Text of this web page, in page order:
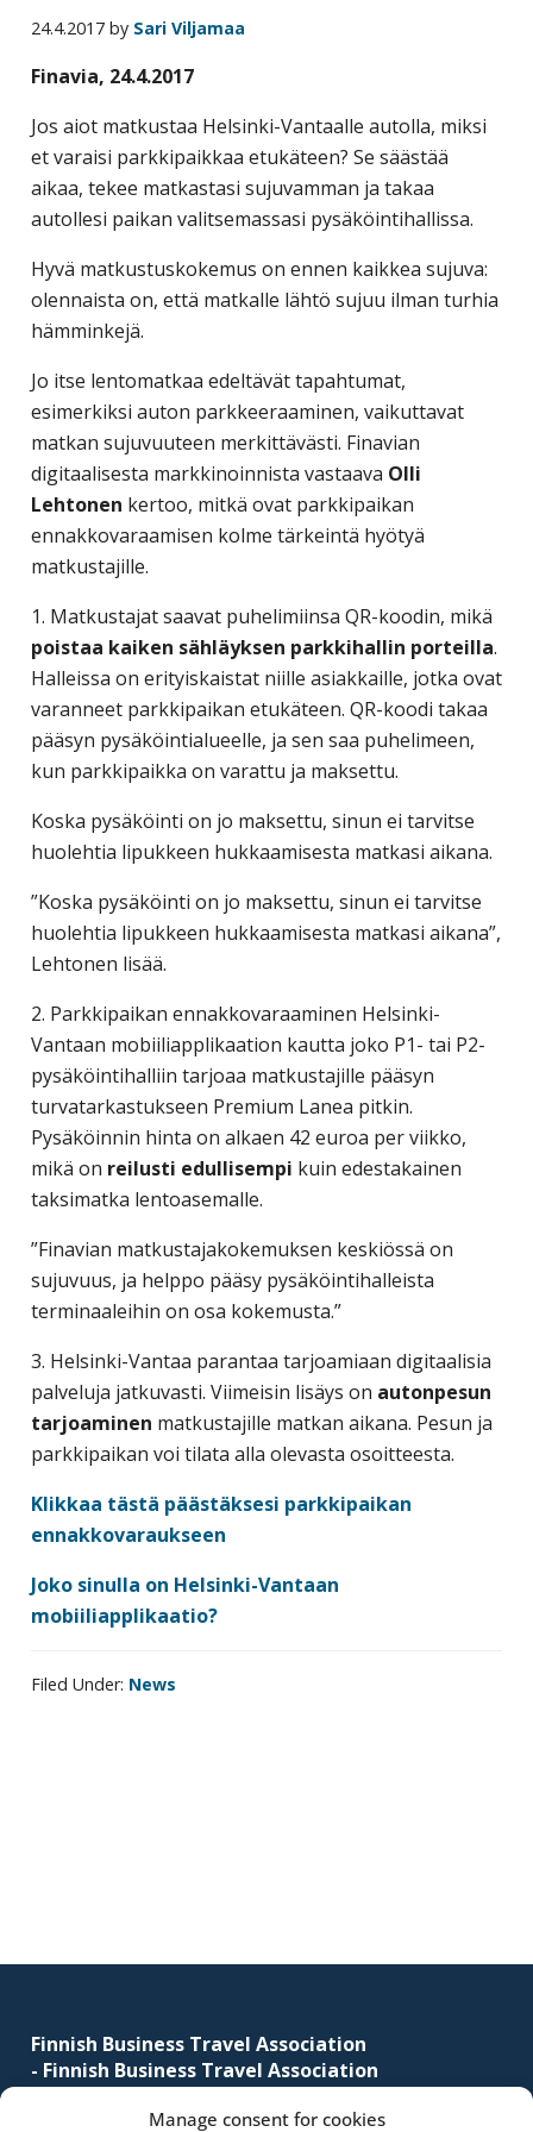
Manage consent for cookies
business
buyers
and
suppliers,
with
the
to
enhance
the
knowledge
required
and
meetings
management
as
well
as
24.4.2017by Sari Viljamaa
Finavia, 24.4.2017
Jos aiot matkustaa Helsinki-Vantaalle autolla, miksi
et varaisi parkkipaikkaa etukäteen? Se säästää
aikaa, tekee matkastasi sujuvamman ja takaa
autollesi paikan valitsemassasi pysäköintihallissa.
Hyvä matkustuskokemus on ennen kaikkea sujuva:
olennaista on, että matkalle lähtö sujuu ilman turhia
hämminkejä.
Jo itse lentomatkaa edeltävät tapahtumat,
esimerkiksi auton parkkeeraaminen, vaikuttavat
matkan sujuvuuteen merkittävästi. Finavian
digitaalisesta markkinoinnista vastaava Olli
Lehtonen kertoo, mitkä ovat parkkipaikan
ennakkovaraamisen kolme tärkeintä hyötyä
matkustajille.
1. Matkustajat saavat puhelimiinsa QR-koodin, mikä
poistaa kaiken sähläyksen parkkihallin porteilla.
Halleissa on erityiskaistat niille asiakkaille, jotka ovat
varanneet parkkipaikan etukäteen. QR-koodi takaa
pääsyn pysäköintialueelle, ja sen saa puhelimeen,
kun parkkipaikka on varattu ja maksettu.
Koska pysäköinti on jo maksettu, sinun ei tarvitse
huolehtia lipukkeen hukkaamisesta matkasi aikana.
”Koska pysäköinti on jo maksettu, sinun ei tarvitse
huolehtia lipukkeen hukkaamisesta matkasi aikana”,
Lehtonen lisää.
2. Parkkipaikan ennakkovaraaminen Helsinki-
Vantaan mobiiliapplikaation kautta joko P1- tai P2-
pysäköintihalliin tarjoaa matkustajille pääsyn
turvatarkastukseen Premium Lanea pitkin.
Pysäköinnin hinta on alkaen 42 euroa per viikko,
mikä on reilusti edullisempi kuin edestakainen
taksimatka lentoasemalle.
”Finavian matkustajakokemuksen keskiössä on
sujuvuus, ja helppo pääsy pysäköintihalleista
terminaaleihin on osa kokemusta.”
3. Helsinki-Vantaa parantaa tarjoamiaan digitaalisia
palveluja jatkuvasti. Viimeisin lisäys on autonpesun
tarjoaminen matkustajille matkan aikana. Pesun ja
parkkipaikan voi tilata alla olevasta osoitteesta.
Klikkaa tästä päästäksesi parkkipaikan
ennakkovaraukseen
Joko sinulla on Helsinki-Vantaan
mobiiliapplikaatio?
Filed Under: News
Finnish Business Travel Association
- Finnish Business Travel Association
Simonkatu 12 B 30